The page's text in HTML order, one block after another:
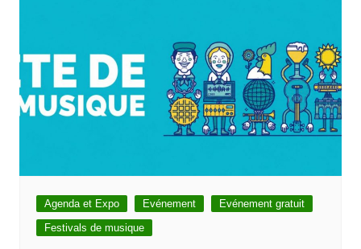
Agenda et Expo Evénement
Evénement gratuit
Festivals de musique